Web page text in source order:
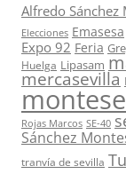
Alfredo Sánchez
Elecciones Emasesa
Expo 92 Feria
Huelga Lipasam
mercasevilla
Rojas Marcos SE-40
Sánchez
tranvía de sevilla